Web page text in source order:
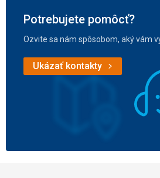
Potrebujete pomôcť?
Ozvite sa nám spôsobom, aký vám
Ukázať kontakty